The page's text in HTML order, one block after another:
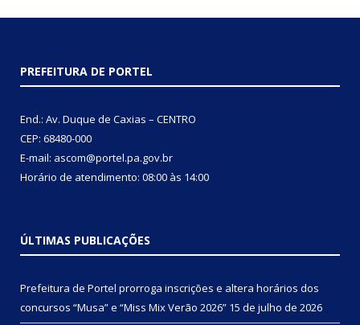
PREFEITURA DE PORTEL
End.: Av. Duque de Caxias – CENTRO
CEP: 68480-000
E-mail: ascom@portel.pa.gov.br
Horário de atendimento: 08:00 às 14:00
ÚLTIMAS PUBLICAÇÕES
Prefeitura de Portel prorroga inscrições e altera horários dos
concursos “Musa” e “Miss Mix Verão 2026” 15 de julho de 2026